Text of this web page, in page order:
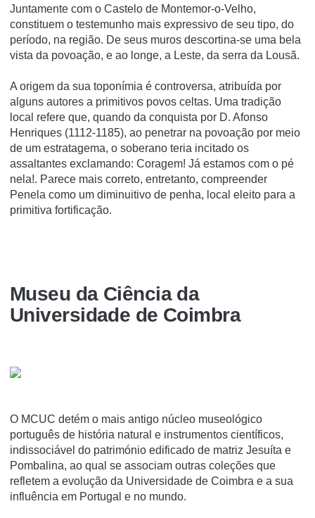
Juntamente com o Castelo de Montemor-o-Velho,
constituem o testemunho mais expressivo de seu tipo, do
perí­odo, na região. De seus muros descortina-se uma bela
vista da povoação, e ao longe, a Leste, da serra da Lousã.
A origem da sua toponí­mia é controversa, atribuí­da por
alguns autores a primitivos povos celtas. Uma tradição
local refere que, quando da conquista por D. Afonso
Henriques (1112-1185), ao penetrar na povoação por meio
de um estratagema, o soberano teria incitado os
assaltantes exclamando: Coragem! Já estamos com o pé
nela!. Parece mais correto, entretanto, compreender
Penela como um diminuitivo de penha, local eleito para a
primitiva fortificação.
Museu da Ciência da
Universidade de Coimbra
O MCUC detém o mais antigo núcleo museológico
português de história natural e instrumentos científicos,
indissociável do património edificado de matriz Jesuíta e
Pombalina, ao qual se associam outras coleções que
refletem a evolução da Universidade de Coimbra e a sua
influência em Portugal e no mundo.